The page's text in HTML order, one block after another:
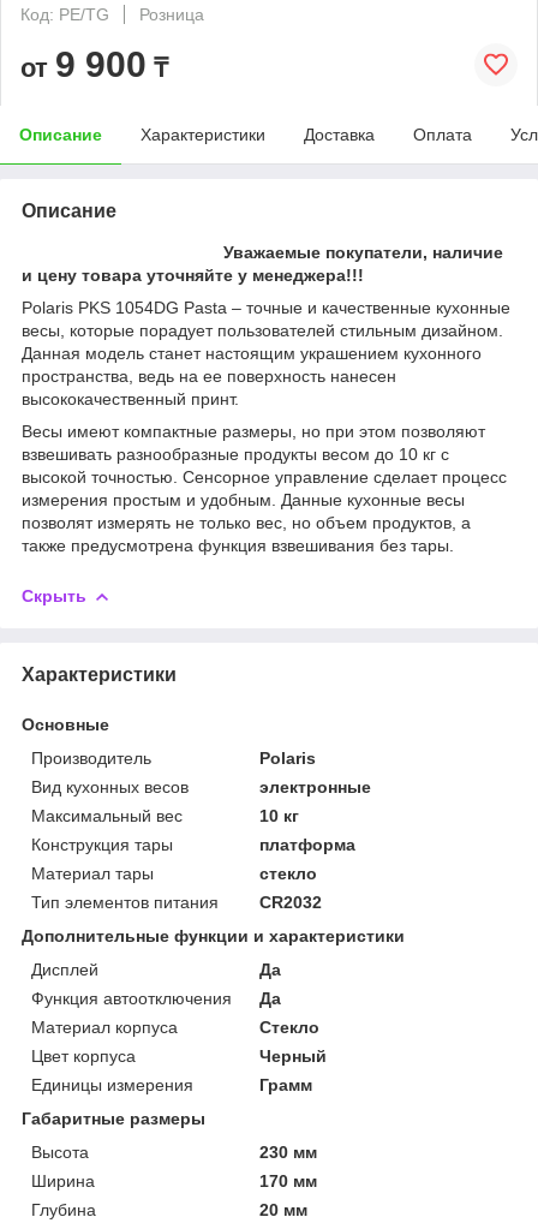
Код: PE/TG
Розница
от 9 900 ₸
Описание Характеристики Доставка Оплата
Описание
Уважаемые покупатели, наличие
и цену товара уточняйте у менеджера!!!
Polaris PKS 1054DG Pasta – точные и качественные кухонные
весы, которые порадует пользователей стильным дизайном.
Данная модель станет настоящим украшением кухонного
пространства, ведь на ее поверхность нанесен
высококачественный принт.
Весы имеют компактные размеры, но при этом позволяют
взвешивать разнообразные продукты весом до 10 кг с
высокой точностью. Сенсорное управление сделает процесс
измерения простым и удобным. Данные кухонные весы
позволят измерять не только вес, но объем продуктов, а
также предусмотрена функция взвешивания без тары.
Скрыть
Характеристики
Основные
Производитель
Polaris
Вид кухонных весов
электронные
Максимальный вес
10 кг
Конструкция тары
платформа
Материал тары
стекло
Тип элементов питания
CR2032
Дополнительные функции и характеристики
Дисплей
Да
Функция автоотключения
Да
Материал корпуса
Стекло
Цвет корпуса
Черный
Единицы измерения
Грамм
Габаритные размеры
Высота
230 мм
Ширина
170 мм
Глубина
20 мм